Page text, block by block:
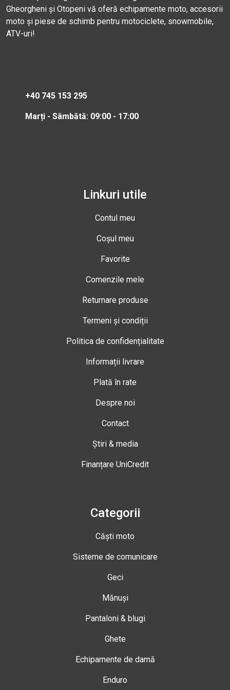
Gheorgheni și Otopeni vă oferă echipamente moto, accesorii
moto și piese de schimb pentru motociclete, snowmobile,
ATV-uri!
+40 745 153 295
Marți - Sâmbătă: 09:00 - 17:00
Linkuri utile
Contul meu
Coșul meu
Favorite
Comenzile mele
Returnare produse
Termeni și condiții
Politica de confidențialitate
Informații livrare
Plată în rate
Despre noi
Contact
Știri & media
Finanțare UniCredit
Categorii
Căști moto
Sisteme de comunicare
Geci
Mănuși
Pantaloni & blugi
Ghete
Echipamente de damă
Enduro